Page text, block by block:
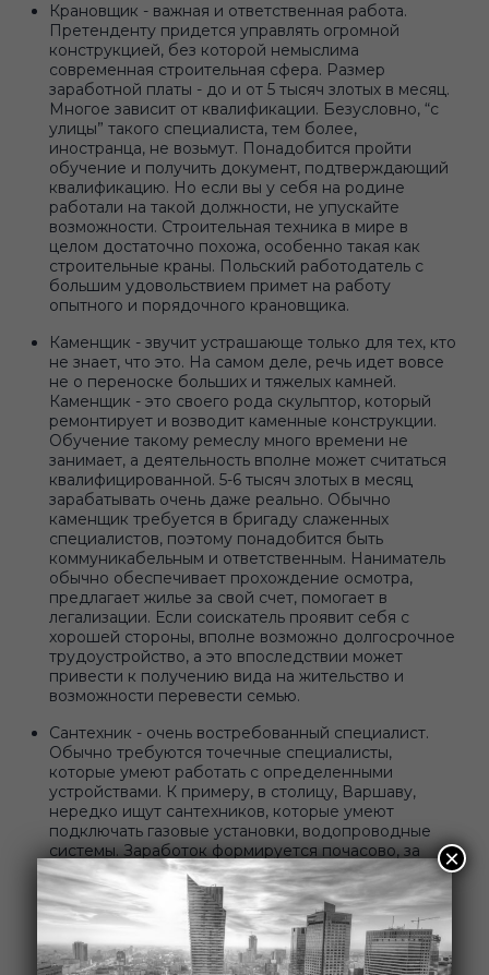
Крановщик - важная и ответственная работа.
Претенденту придется управлять огромной
конструкцией, без которой немыслима
современная строительная сфера. Размер
заработной платы - до и от 5 тысяч злотых в месяц.
Многое зависит от квалификации. Безусловно, “с
улицы” такого специалиста, тем более,
иностранца, не возьмут. Понадобится пройти
обучение и получить документ, подтверждающий
квалификацию. Но если вы у себя на родине
работали на такой должности, не упускайте
возможности. Строительная техника в мире в
целом достаточно похожа, особенно такая как
строительные краны. Польский работодатель с
большим удовольствием примет на работу
опытного и порядочного крановщика.
Каменщик - звучит устрашающе только для тех, кто
не знает, что это. На самом деле, речь идет вовсе
не о переноске больших и тяжелых камней.
Каменщик - это своего рода скульптор, который
ремонтирует и возводит каменные конструкции.
Обучение такому ремеслу много времени не
занимает, а деятельность вполне может считаться
квалифицированной. 5-6 тысяч злотых в месяц
зарабатывать очень даже реально. Обычно
каменщик требуется в бригаду слаженных
специалистов, поэтому понадобится быть
коммуникабельным и ответственным. Наниматель
обычно обеспечивает прохождение осмотра,
предлагает жилье за свой счет, помогает в
легализации. Если соискатель проявит себя с
хорошей стороны, вполне возможно долгосрочное
трудоустройство, а это впоследствии может
привести к получению вида на жительство и
возможности перевести семью.
Сантехник - очень востребованный специалист.
Обычно требуются точечные специалисты,
которые умеют работать с определенными
устройствами. К примеру, в столицу, Варшаву,
нередко ищут сантехников, которые умеют
подключать газовые установки, водопроводные
системы. Заработок формируется почасово, за
один час вполне реально заработать 20 злотых.
Несмотря на то, что оплата почасовая, если
оформлен трудовой договор, то работник
получает фиксированную заработную плату.
Переработки оплачиваются дополнительно.
×